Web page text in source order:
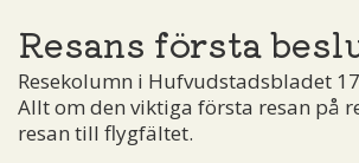
Resans första
Resekolumn i Hufvudstadsbladet
Allt om den viktiga första resan på
resan till flygfältet.